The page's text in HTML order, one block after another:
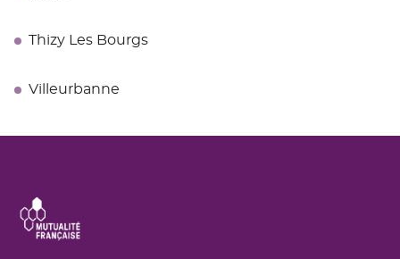
Thizy Les Bourgs
Villeurbanne